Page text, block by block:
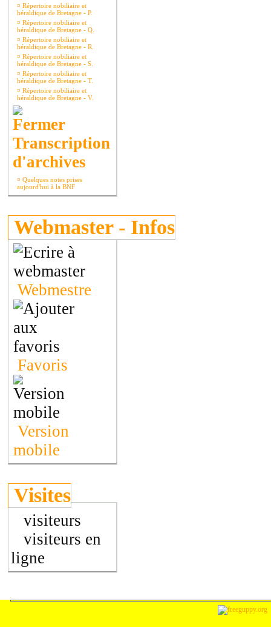
¤ Répertoire nobiliaire et
héraldique de Bretagne - P.
¤ Répertoire nobiliaire et
héraldique de Bretagne - Q.
¤ Répertoire nobiliaire et
héraldique de Bretagne - R.
¤ Répertoire nobiliaire et
héraldique de Bretagne - S.
¤ Répertoire nobiliaire et
héraldique de Bretagne - T.
¤ Répertoire nobiliaire et
héraldique de Bretagne - V.
Transcription
d'archives
¤ Quelques notes prises
aujourd'hui à la BNF
Webmaster - Infos
Webmestre
Favoris
Version
mobile
Visites
visiteurs
visiteurs en
ligne